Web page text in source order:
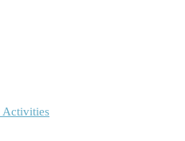
Activities